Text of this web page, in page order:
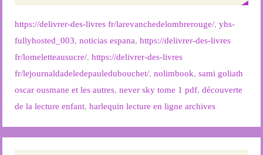
https://delivrer-des-livres fr/larevanchedelombrerouge/,yhs-
fullyhosted_003,noticias espana,https://delivrer-des-livres
fr/lomeletteausucre/,https://delivrer-des-livres
fr/lejournaldadeledepauledubouchet/,nolimbook,sami goliath
oscar ousmane et les autres,never sky tome 1 pdf,découverte
de la lecture enfant,harlequin lecture en ligne archives